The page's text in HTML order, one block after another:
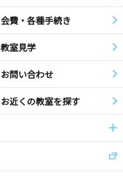
会費・各種手続き
教室見学
お問い合わせ
お近くの教室を探す